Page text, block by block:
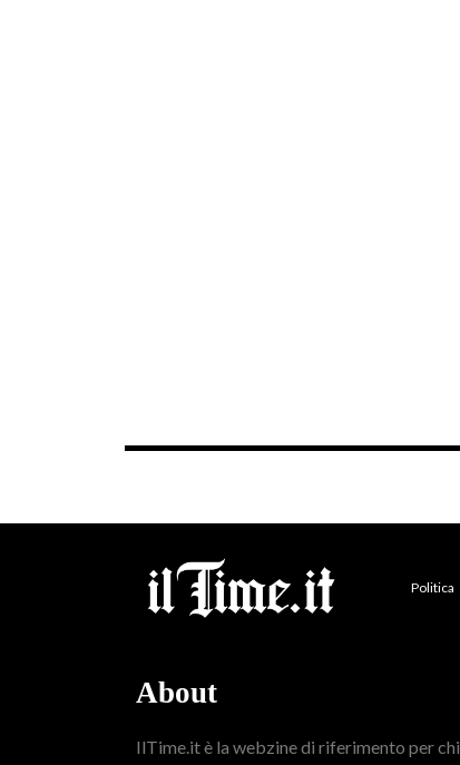
Politica
About
IlTime.it è la webzine di riferimento per chi